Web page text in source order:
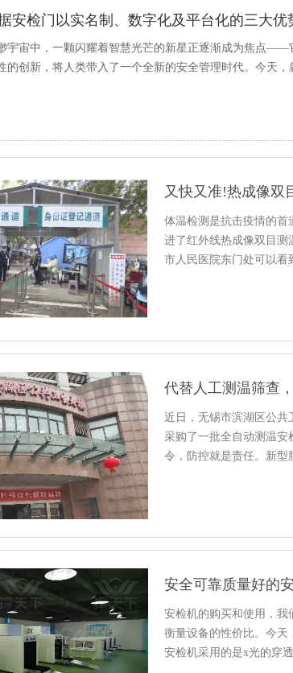
安检门以实名制、数字化及平台化的三大优
宇宙中，一颗闪耀着智慧光芒的新星正逐渐成为焦点——
的创新，将人类带入了一个全新的安全管理时代。今天
又快又准!热成像双
体温检测是抗击疫情的首
进了红外线热成像双目测
市人民医院东门处可以
近日，无锡市滨湖区公共
采购了一批全自动测温
令，防控就是责任。新型
安全可靠质量好的
安检机的购买和使用，我
衡量设备的性价比。今天
安检机采用的是x光的穿